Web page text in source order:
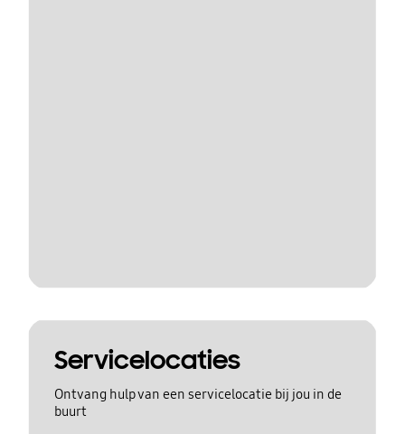
Servicelocaties
Ontvang hulp van een servicelocatie bij jou in de
buurt